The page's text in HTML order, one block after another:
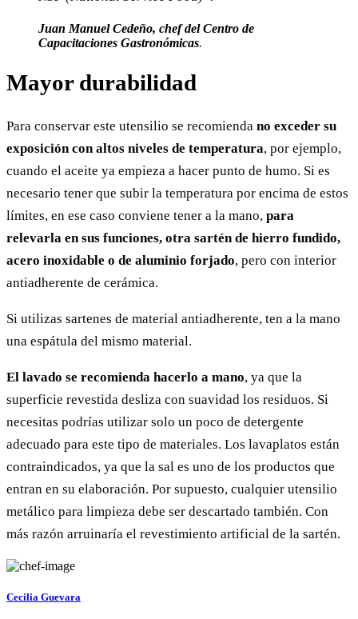
Juan Manuel Cedeño, chef del Centro de
Capacitaciones Gastronómicas.
Mayor durabilidad
Para conservar este utensilio se recomienda no exceder su
exposición con altos niveles de temperatura, por ejemplo,
cuando el aceite ya empieza a hacer punto de humo. Si es
necesario tener que subir la temperatura por encima de estos
límites, en ese caso conviene tener a la mano, para
relevarla en sus funciones, otra sartén de hierro fundido,
acero inoxidable o de aluminio forjado, pero con interior
antiadherente de cerámica.
Si utilizas sartenes de material antiadherente, ten a la mano
una espátula del mismo material.
El lavado se recomienda hacerlo a mano, ya que la
superficie revestida desliza con suavidad los residuos. Si
necesitas podrías utilizar solo un poco de detergente
adecuado para este tipo de materiales. Los lavaplatos están
contraindicados, ya que la sal es uno de los productos que
entran en su elaboración. Por supuesto, cualquier utensilio
metálico para limpieza debe ser descartado también. Con
más razón arruinaría el revestimiento artificial de la sartén.
Cecilia Guevara